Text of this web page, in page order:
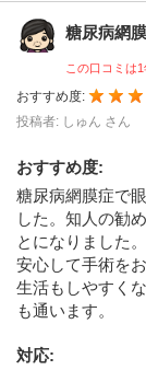
糖尿病網
この口コミは
おすすめ度:
投稿者: しゅん さん
おすすめ度:
糖尿病網膜症で
した。知人の勧
とになりました
安心して手術を
生活もしやすく
も通います。
対応: